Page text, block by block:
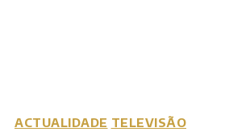
ACTUALIDADE TELEVISÃO